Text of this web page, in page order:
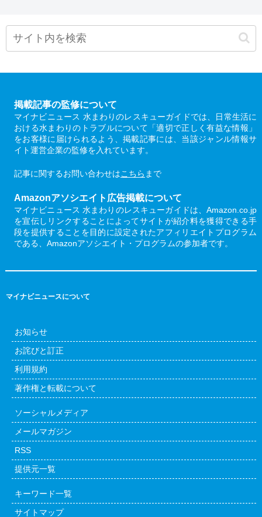
掲載記事の監修について
マイナビニュース 水まわりのレスキューガイドでは、日常生活に
おける水まわりのトラブルについて「適切で正しく有益な情報」
をお客様に届けられるよう、掲載記事には、当該ジャンル情報サ
イト運営企業の監修を入れています。
記事に関するお問い合わせはこちら まで
Amazonアソシエイト広告掲載について
マイナビニュース 水まわりのレスキューガイドは、Amazon.co.jp
を宣伝しリンクすることによってサイトが紹介料を獲得できる手
段を提供することを目的に設定されたアフィリエイトプログラム
である、Amazonアソシエイト・プログラムの参加者です。
マイナビニュースについて
お知らせ
お詫びと訂正
利用規約
著作権と転載について
ソーシャルメディア
メールマガジン
RSS
提供元一覧
キーワード一覧
サイトマップ